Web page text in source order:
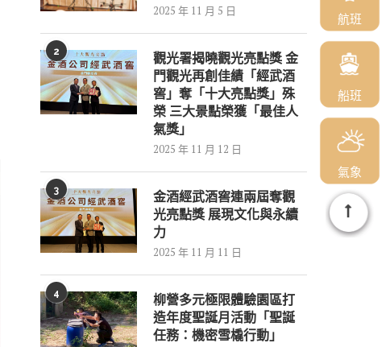
2025 年 11 月 5 日
2
觀光署揭曉觀光亮點獎 金
門觀光再創佳績「經武酒
窖」奪「十大亮點獎」殊
榮 三大景點榮獲「最佳人
氣獎」
2025 年 11 月 12 日
3
金酒經武酒窖連兩屆奪觀
光亮點獎 展現文化與永續
力
2025 年 11 月 11 日
4
柳營多元極限體驗園區打
造年度聖誕月活動「聖誕
任務：機密雪橇行動」
航班
船班
氣象